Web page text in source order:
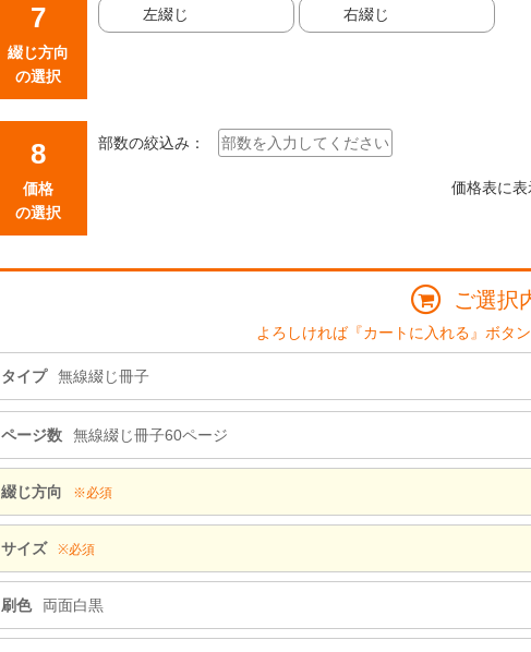
綴じ方向
の選択
左綴じ 右綴じ
価格
の選択
部数の絞込み：
価格表に
ご選択
よろしければ『カートに入れる』ボタ
タイプ 無線綴じ冊子
ページ数 無線綴じ冊子60ページ
綴じ方向 ※必須
サイズ ※必須
刷色 両面白黒